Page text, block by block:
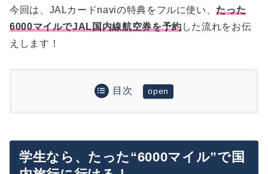
今回は、JALカードnaviの特典をフルに使い、たった
6000マイルでJAL国内線航空券を予約した流れをお伝
えします！
目次
6000マイルってそんなに簡単に貯まるのか？？
6000マイルで予約できる時期
た！
学生なら、たった“6000マイル”で国